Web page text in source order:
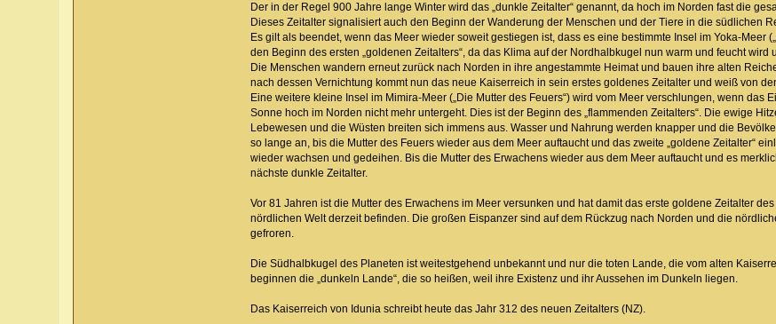
Der in der Regel 900 Jahre lange Winter wird das „dunkle Zeitalter“ genannt, da hoch im Norden fast die
Dieses Zeitalter signalisiert auch den Beginn der Wanderung der Menschen und der Tiere in die südlichen
Es gilt als beendet, wenn das Meer wieder soweit gestiegen ist, dass es eine bestimmte Insel im Yoka-Meer
den Beginn des ersten „goldenen Zeitalters“, da das Klima auf der Nordhalbkugel nun warm und feucht
Die Menschen wandern erneut zurück nach Norden in ihre angestammte Heimat und bauen ihre alten
nach dessen Vernichtung kommt nun das neue Kaiserreich in sein erstes goldenes Zeitalter und weiß von
Eine weitere kleine Insel im Mimira-Meer („Die Mutter des Feuers“) wird vom Meer verschlungen, wenn das
Sonne hoch im Norden nicht mehr untergeht. Dies ist der Beginn des „flammenden Zeitalters“. Die ewige
Lebewesen und die Wüsten breiten sich immens aus. Wasser und Nahrung werden knapper und die
so lange an, bis die Mutter des Feuers wieder aus dem Meer auftaucht und das zweite „goldene Zeitalter“
wieder wachsen und gedeihen. Bis die Mutter des Erwachens wieder aus dem Meer auftaucht und es
nächste dunkle Zeitalter.
Vor 81 Jahren ist die Mutter des Erwachens im Meer versunken und hat damit das erste goldene Zeitalter
nördlichen Welt derzeit befinden. Die großen Eispanzer sind auf dem Rückzug nach Norden und die
gefroren.
Die Südhalbkugel des Planeten ist weitestgehend unbekannt und nur die toten Lande, die vom alten
beginnen die „dunkeln Lande“, die so heißen, weil ihre Existenz und ihr Aussehen im Dunkeln liegen.
Das Kaiserreich von Idunia schreibt heute das Jahr 312 des neuen Zeitalters (NZ).